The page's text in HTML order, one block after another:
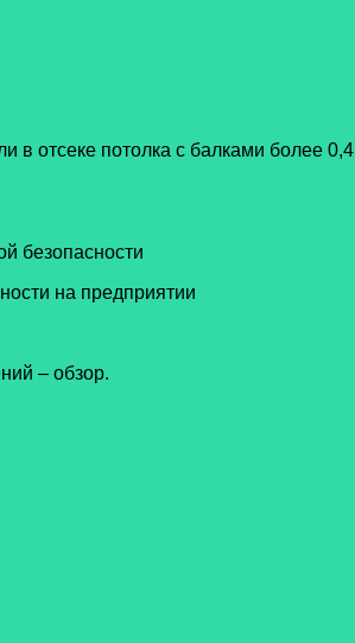
в отсеке потолка с балками более 0,4
безопасности
на предприятии
– обзор.